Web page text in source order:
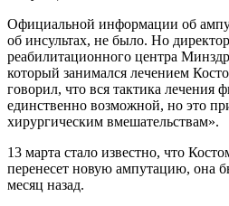
Официальной информации об
об инсультах, не было. Но
реабилитационного центра
который занимался лечением
говорил, что вся тактика лечения
единственно возможной, но это
хирургическим вмешательствам».
13 марта стало известно, что
перенесет новую ампутацию, она
месяц назад.